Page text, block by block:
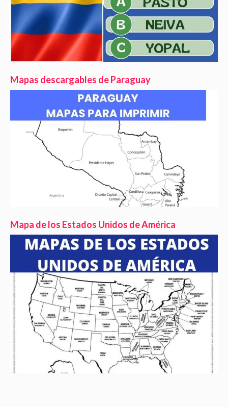
Mapas descargables de Paraguay
Mapa de los Estados Unidos de América